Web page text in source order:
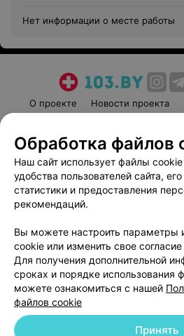
Нет информации о месте работы
О проекте Новости проекта
Пользовательское соглашение
Вакансии
Написать
Обработка
Обработка файлов
Наш сайт использует файлы
удобства пользователей сайта,
статистики и предоставления
рекомендаций.
Вы можете настроить параметры
cookie или изменить свое
Для получения дополнительной
сроках и порядке использования
можете ознакомиться с нашей
файлов cookie
Принять